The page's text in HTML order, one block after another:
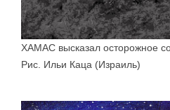
ХАМАС высказал осторожное
Рис. Ильи Каца (Израиль)